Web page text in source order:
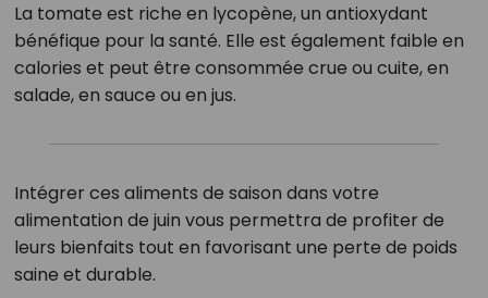
La tomate est riche en lycopène, un antioxydant
bénéfique pour la santé. Elle est également faible en
calories et peut être consommée crue ou cuite, en
salade, en sauce ou en jus.
Intégrer ces aliments de saison dans votre
alimentation de juin vous permettra de profiter de
leurs bienfaits tout en favorisant une perte de poids
saine et durable.